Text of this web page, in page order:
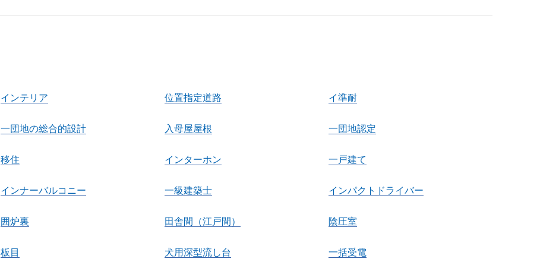
インテリア 位置指定道路 イ準耐
一団地の総合的設計 入母屋屋根 一団地認定
移住 インターホン 一戸建て
インナーバルコニー 一級建築士 インパクトドライバー
囲炉裏 田舎間（江戸間） 陰圧室
板目 犬用深型流し台 一括受電